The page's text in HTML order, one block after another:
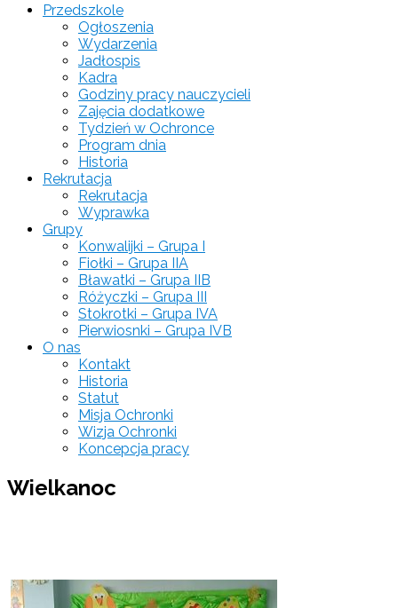
Przedszkole
Ogłoszenia
Wydarzenia
Jadłospis
Kadra
Godziny pracy nauczycieli
Zajęcia dodatkowe
Tydzień w Ochronce
Program dnia
Historia
Rekrutacja
Rekrutacja
Wyprawka
Grupy
Konwalijki – Grupa I
Fiołki – Grupa IIA
Bławatki – Grupa IIB
Różyczki – Grupa III
Stokrotki – Grupa IVA
Pierwiosnki – Grupa IVB
O nas
Kontakt
Historia
Statut
Misja Ochronki
Wizja Ochronki
Koncepcja pracy
Wielkanoc